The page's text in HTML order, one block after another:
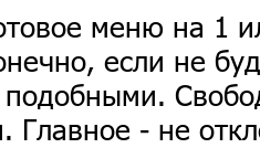
меню на 1
если не
Главное - не